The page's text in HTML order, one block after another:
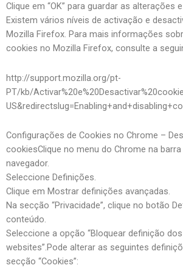
Clique em “OK” para guardar as alterações
Existem vários níveis de activação e
Mozilla Firefox. Para mais informações
cookies no Mozilla Firefox, consulte a
http://support.mozilla.org/pt-
PT/kb/
Configurações de Cookies no Chrome –
cookiesClique no menu do Chrome na
navegador.
Seleccione Definições.
Clique em Mostrar definições avançadas.
Na secção “Privacidade”, clique no botão
conteúdo.
Seleccione a opção “Bloquear definição
websites”.Pode alterar as seguintes
secção “Cookies”: